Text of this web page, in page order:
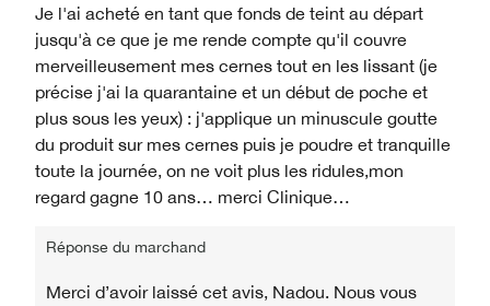
Je l'ai acheté en tant que fonds de teint au départ
jusqu'à ce que je me rende compte qu'il couvre
merveilleusement mes cernes tout en les lissant (je
précise j'ai la quarantaine et un début de poche et
plus sous les yeux) : j'applique un minuscule goutte
du produit sur mes cernes puis je poudre et tranquille
toute la journée, on ne voit plus les ridules,mon
regard gagne 10 ans… merci Clinique…
Réponse du marchand
Merci d’avoir laissé cet avis, Nadou. Nous vous